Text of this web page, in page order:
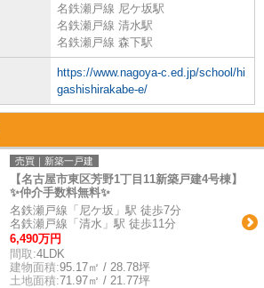
名鉄瀬戸線 尼ケ坂駅
名鉄瀬戸線 清水駅
名鉄瀬戸線 森下駅
https://www.nagoya-c.ed.jp/school/hi
gashishirakabe-e/
売買｜新築一戸建
【名古屋市東区芳野1丁目11新築戸建4号棟】
✨️仲介手数料無料✨️
名鉄瀬戸線「尼ケ坂」駅 徒歩7分
名鉄瀬戸線「清水」駅 徒歩11分
6,490万円
間取:4LDK
建物面積:95.17㎡ / 28.78坪
土地面積:71.97㎡ / 21.77坪